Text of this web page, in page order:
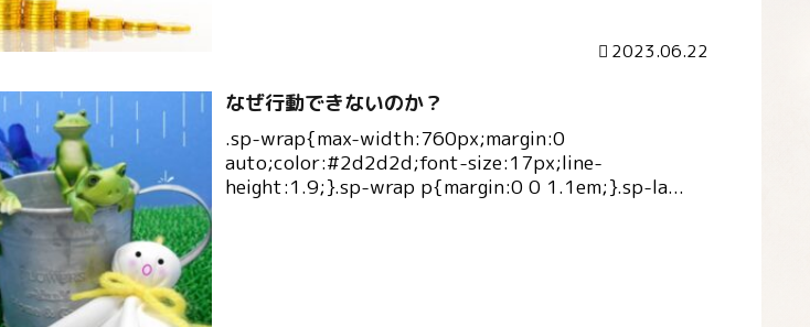
2023.06.22
なぜ行動できないのか？
.sp-wrap{max-width:760px;margin:0
auto;color:#2d2d2d;font-size:17px;line-
height:1.9;}.sp-wrap p{margin:0 0 1.1em;}.sp-la...